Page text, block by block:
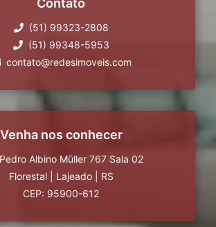
Contato
(51) 99323-2808
(51) 99348-5953
contato@redesimoveis.com
Venha nos conhecer
Albino Müller 767 Sala 02
Florestal
Lajeado
RS
CEP: 95900-612